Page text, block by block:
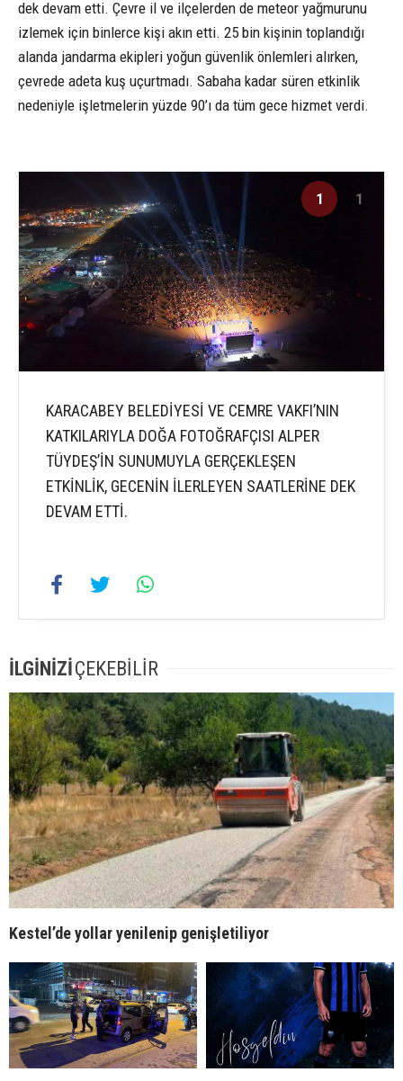
dek devam etti. Çevre il ve ilçelerden de meteor yağmurunu
izlemek için binlerce kişi akın etti. 25 bin kişinin toplandığı
alanda jandarma ekipleri yoğun güvenlik önlemleri alırken,
çevrede adeta kuş uçurtmadı. Sabaha kadar süren etkinlik
nedeniyle işletmelerin yüzde 90’ı da tüm gece hizmet verdi.
1 1
KARACABEY BELEDİYESİ VE CEMRE VAKFI’NIN
KATKILARIYLA DOĞA FOTOĞRAFÇISI ALPER
TÜYDEŞ’İN SUNUMUYLA GERÇEKLEŞEN
ETKİNLİK, GECENİN İLERLEYEN SAATLERİNE DEK
DEVAM ETTİ.
İLGİNİZİÇEKEBİLİR
Kestel’de yollar yenilenip genişletiliyor